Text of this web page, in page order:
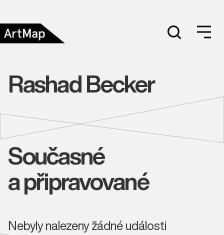
Rashad Becker
Současné
a připravované
Nebyly nalezeny žádné události